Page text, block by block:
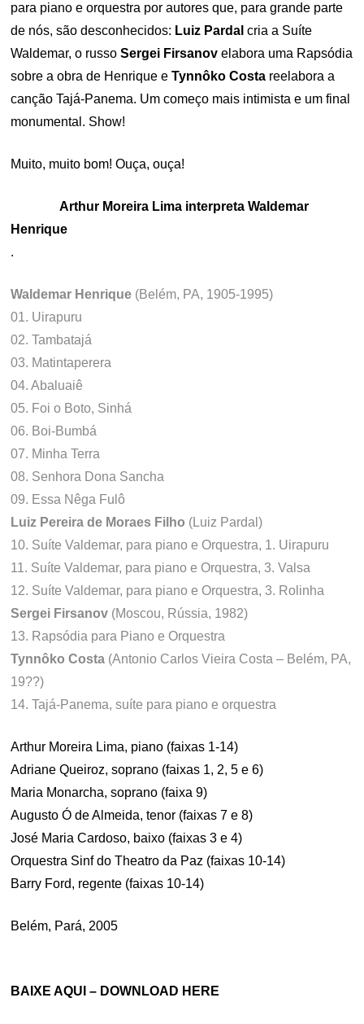
para piano e orquestra por autores que, para grande parte
de nós, são desconhecidos: Luiz Pardal cria a Suíte
Waldemar, o russoSergei Firsanov elabora uma Rapsódia
sobre a obra de Henrique eTynnôko Costa reelabora a
canção Tajá-Panema. Um começo mais intimista e um final
monumental. Show!
Muito, muito bom! Ouça, ouça!
Arthur Moreira Lima interpreta Waldemar
Henrique
.
Waldemar Henrique (Belém, PA, 1905-1995)
01. Uirapuru
02. Tambatajá
03. Matintaperera
04. Abaluaiê
05. Foi o Boto, Sinhá
06. Boi-Bumbá
07. Minha Terra
08. Senhora Dona Sancha
09. Essa Nêga Fulô
Luiz Pereira de Moraes Filho (Luiz Pardal)
10. Suíte Valdemar, para piano e Orquestra, 1. Uirapuru
11. Suíte Valdemar, para piano e Orquestra, 3. Valsa
12. Suíte Valdemar, para piano e Orquestra, 3. Rolinha
Sergei Firsanov (Moscou, Rússia, 1982)
13. Rapsódia para Piano e Orquestra
Tynnôko Costa (Antonio Carlos Vieira Costa – Belém, PA,
19??)
14. Tajá-Panema, suíte para piano e orquestra
Arthur Moreira Lima, piano (faixas 1-14)
Adriane Queiroz, soprano (faixas 1, 2, 5 e 6)
Maria Monarcha, soprano (faixa 9)
Augusto Ó de Almeida, tenor (faixas 7 e 8)
José Maria Cardoso, baixo (faixas 3 e 4)
Orquestra Sinf do Theatro da Paz (faixas 10-14)
Barry Ford, regente (faixas 10-14)
Belém, Pará, 2005
BAIXE AQUI – DOWNLOAD HERE